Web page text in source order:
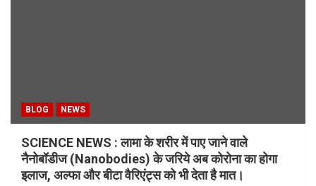
BLOG NEWS
SCIENCE NEWS : लामा के शरीर में पाए जाने वाले
नैनोबॉडीज (Nanobodies) के जरिये अब कोरोना का होगा
इलाज, अल्फा और बीटा वैरिएंट्स को भी देता है मात।